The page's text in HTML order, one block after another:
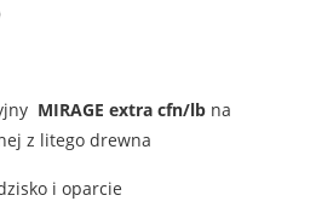
MIRAGE extra cfn/lb na
z litego drewna
i oparcie